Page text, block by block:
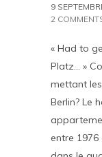
9
2
« Had to
Platz… »
mettant
Berlin? Le
entre 1976